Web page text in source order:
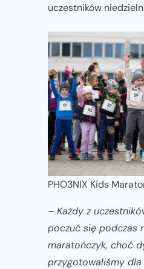
uczestników
PHO3NIX Kids
– Każdy z
poczuć się podczas
maratończyk, choć
przygotowaliśmy dla